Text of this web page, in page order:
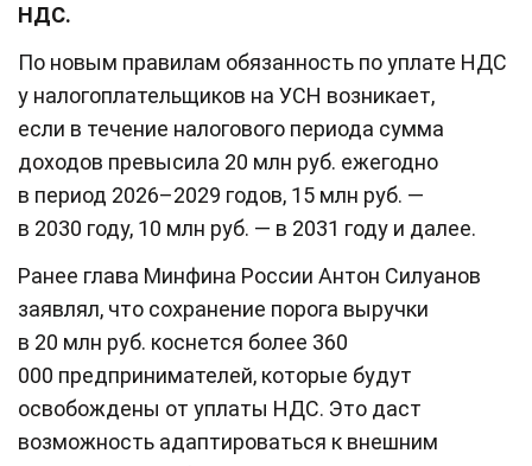
НДС.
По новым правилам обязанность по уплате НДС
у налогоплательщиков на УСН возникает,
если в течение налогового периода сумма
доходов превысила 20 млн руб. ежегодно
в период 2026–2029 годов, 15 млн руб. —
в 2030 году, 10 млн руб. — в 2031 году и далее.
Ранее глава Минфина России Антон Силуанов
заявлял, что сохранение порога выручки
в 20 млн руб. коснется более 360
000 предпринимателей, которые будут
освобождены от уплаты НДС. Это даст
возможность адаптироваться к внешним